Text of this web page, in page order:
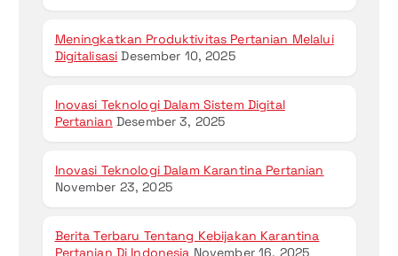
Meningkatkan Produktivitas Pertanian Melalui
Digitalisasi Desember 10, 2025
Inovasi Teknologi Dalam Sistem Digital
Pertanian Desember 3, 2025
Inovasi Teknologi Dalam Karantina Pertanian
November 23, 2025
Berita Terbaru Tentang Kebijakan Karantina
Pertanian Di Indonesia November 16, 2025